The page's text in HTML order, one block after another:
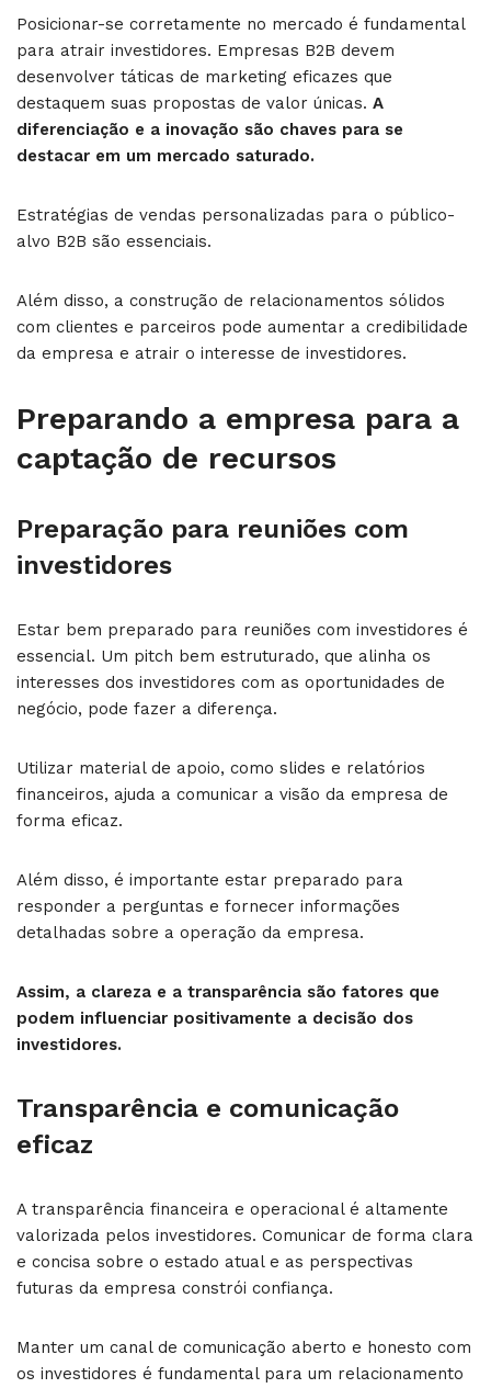
Posicionar-se corretamente no mercado é fundamental
para atrair investidores. Empresas B2B devem
desenvolver táticas de marketing eficazes que
destaquem suas propostas de valor únicas. A
diferenciação e a inovação são chaves para se
destacar em um mercado saturado.
Estratégias de vendas personalizadas para o público-
alvo B2B são essenciais.
Além disso, a construção de relacionamentos sólidos
com clientes e parceiros pode aumentar a credibilidade
da empresa e atrair o interesse de investidores.
Preparando a empresa para a
captação de recursos
Preparação para reuniões com
investidores
Estar bem preparado para reuniões com investidores é
essencial. Um pitch bem estruturado, que alinha os
interesses dos investidores com as oportunidades de
negócio, pode fazer a diferença.
Utilizar material de apoio, como slides e relatórios
financeiros, ajuda a comunicar a visão da empresa de
forma eficaz.
Além disso, é importante estar preparado para
responder a perguntas e fornecer informações
detalhadas sobre a operação da empresa.
Assim, a clareza e a transparência são fatores que
podem influenciar positivamente a decisão dos
investidores.
Transparência e comunicação
eficaz
A transparência financeira e operacional é altamente
valorizada pelos investidores. Comunicar de forma clara
e concisa sobre o estado atual e as perspectivas
futuras da empresa constrói confiança.
Manter um canal de comunicação aberto e honesto com
os investidores é fundamental para um relacionamento